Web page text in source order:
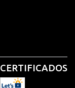
CERTIFICADOS